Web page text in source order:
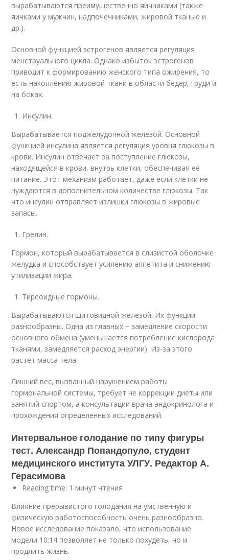
вырабатываются преимущественно яичниками (также
яичками у мужчин, надпочечниками, жировой тканью и
др.).
Основной функцией эстрогенов является регуляция
менструального цикла. Однако избыток эстрогенов
приводит к формированию женского типа ожирения, то
есть накоплению жировой ткани в области бедер, груди и
на боках.
Инсулин.
Вырабатывается поджелудочной железой. Основной
функцией инсулина является регуляция уровня глюкозы в
крови. Инсулин отвечает за поступление глюкозы,
находящейся в крови, внутрь клетки, обеспечивая её
питание. Этот механизм работает, даже если клетки не
нуждаются в дополнительном количестве глюкозы. Так
что инсулин отправляет излишки глюкозы в жировые
запасы.
Грелин.
Гормон, который вырабатывается в слизистой оболочке
желудка и способствует усилению аппетита и снижению
утилизации жира.
Тиреоидные гормоны.
Вырабатываются щитовидной железой. Их функции
разнообразны. Одна из главных − замедление скорости
основного обмена (уменьшается потребление кислорода
тканями, замедляется расход энергии). Из-за этого
растёт масса тела.
Лишний вес, вызванный нарушением работы
гормональной системы, требует не коррекции диеты или
занятий спортом, а консультации врача-эндокринолога и
прохождения определенных исследований.
Интервальное голодание по типу фигуры
тест. Александр Попандопуло, студент
медицинского института УЛГУ. Редактор А.
Герасимова
Reading time: 1 минут чтения
Влияние прерывистого голодания на умственную и
физическую работоспособность очень разнообразно.
Новое исследование показало, что использование
модели 10:14 позволяет не только похудеть, но и
продлить жизнь.